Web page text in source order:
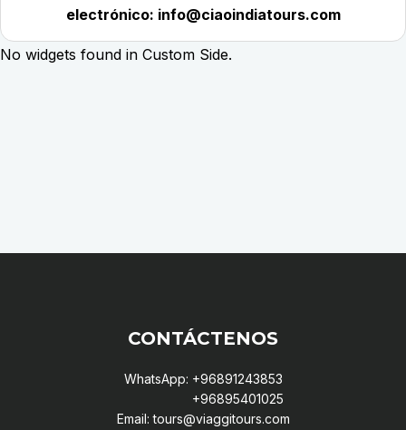
electrónico: info@ciaoindiatours.com
No widgets found in Custom Side.
CONTÁCTENOS
WhatsApp: +96891243853
+96895401025
Email: tours@viaggitours.com